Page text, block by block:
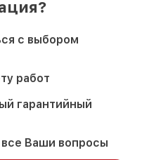
с выбором
работ
гарантийный
Ваши вопросы